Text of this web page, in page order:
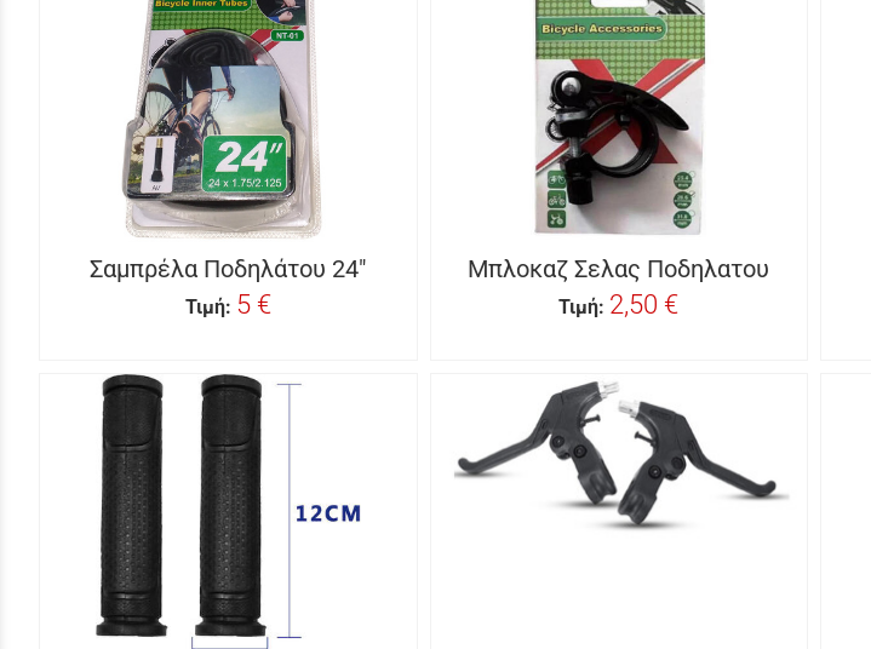
Σαμπρέλα Ποδηλάτου 24"
Τιμή: 5 €
Μπλοκαζ Σελας Ποδηλατου
Τιμή: 2,50 €